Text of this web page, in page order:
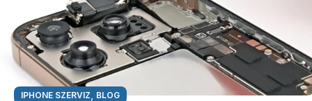
IPHONE SZERVIZ BLOG